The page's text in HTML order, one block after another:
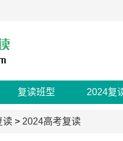
复读班型 2024复
读 > 2024高考复读